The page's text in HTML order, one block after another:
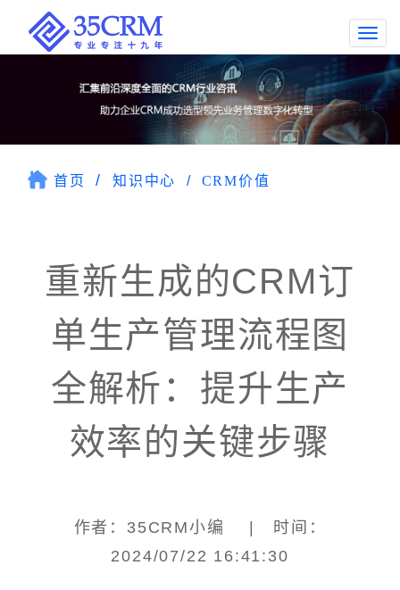
首页 知识中心 CRM价值
重新生成的CRM订
单生产管理流程图
全解析：提升生产
效率的关键步骤
作者：35CRM小编 | 时间：
2024/07/22 16:41:30